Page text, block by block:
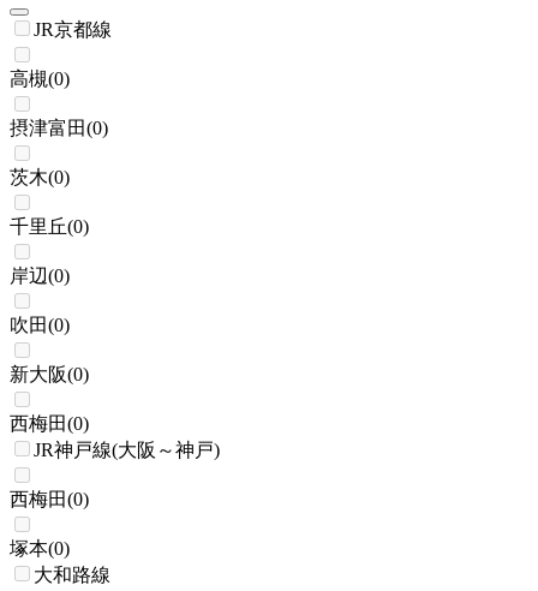
JR京都線
高槻(0)
摂津富田(0)
茨木(0)
千里丘(0)
岸辺(0)
吹田(0)
新大阪(0)
西梅田(0)
JR神戸線(大阪～神戸)
西梅田(0)
塚本(0)
大和路線